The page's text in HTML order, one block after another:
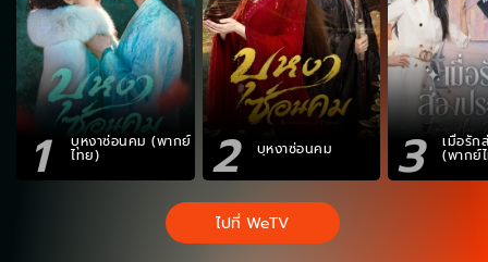
1 บุหงาซ่อนคม (พากย์
ไทย) 2 บุหงาซ่อนคม 3 เมื่อรัก
(พากย์
ไปที่ WeTV